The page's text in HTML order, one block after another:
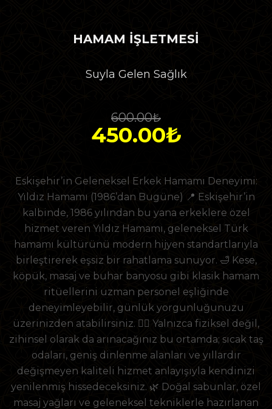
HAMAM İŞLETMESİ
Suyla Gelen Sağlık
600.00₺
450.00₺
Eskişehir’in Geleneksel Erkek Hamamı Deneyimi:
Yıldız Hamamı (1986’dan Bugüne) 📍 Eskişehir’in
kalbinde, 1986 yılından bu yana erkeklere özel
hizmet veren Yıldız Hamamı, geleneksel Türk
hamamı kültürünü modern hijyen standartlarıyla
birleştirerek eşsiz bir rahatlama sunuyor. 🛁 Kese,
köpük, masaj ve buhar banyosu gibi klasik hamam
ritüellerini uzman personel eşliğinde
deneyimleyebilir, günlük yorgunluğunuzu
üzerinizden atabilirsiniz. 💆‍♂️ Yalnızca fiziksel değil,
zihinsel olarak da arınacağınız bu ortamda; sıcak taş
odaları, geniş dinlenme alanları ve yıllardır
değişmeyen kaliteli hizmet anlayışıyla kendinizi
yenilenmiş hissedeceksiniz. 🌿 Doğal sabunlar, özel
masaj yağları ve geleneksel tekniklerle hazırlanan